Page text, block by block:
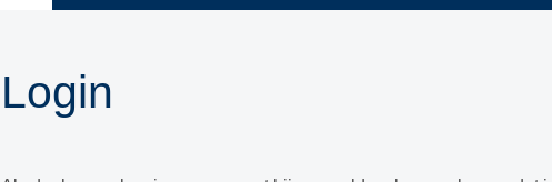
Login